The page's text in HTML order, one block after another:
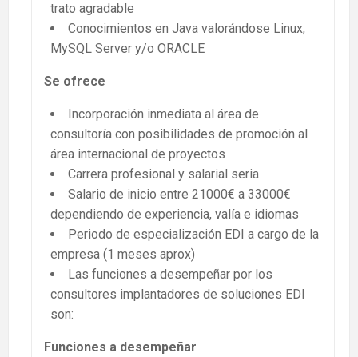
trato agradable
Conocimientos en Java valorándose Linux,
MySQL Server y/o ORACLE
Se ofrece
Incorporación inmediata al área de
consultoría con posibilidades de promoción al
área internacional de proyectos
Carrera profesional y salarial seria
Salario de inicio entre 21000€ a 33000€
dependiendo de experiencia, valía e idiomas
Periodo de especialización EDI a cargo de la
empresa (1 meses aprox)
Las funciones a desempeñar por los
consultores implantadores de soluciones EDI
son:
Funciones a desempeñar